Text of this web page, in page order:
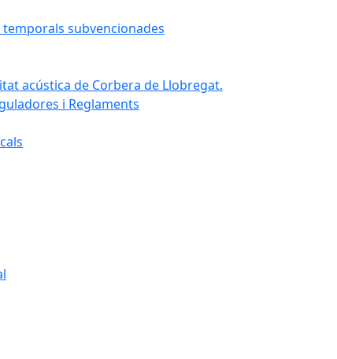
subvencionades
acústica de Corbera de Llobregat.
i Reglaments